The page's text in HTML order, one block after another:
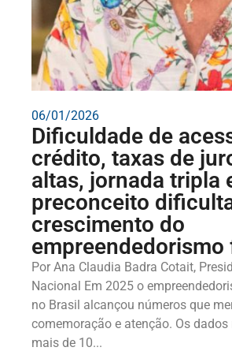
06/01/2026
Dificuldade de
crédito, taxas de
altas, jornada tripla
preconceito
crescimento do
empreendedorismo
Por Ana Claudia Badra Cotait,
Nacional Em 2025 o
no Brasil alcançou números que
comemoração e atenção. Os
mais de 10...